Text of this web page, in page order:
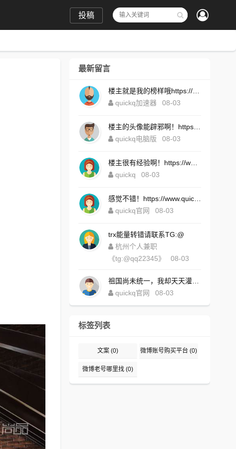
投稿
最新留言
quickq加速器
08-03
quickq电脑版
08-03
quickq
08-03
quickq官网
08-03
trx能量转错请联系TG:@
杭州个人兼职
《tg:@qq22345》
08-03
quickq官网
08-03
标签列表
文案 (0) 微博账号购买平台 (0)
微博老号哪里找 (0)